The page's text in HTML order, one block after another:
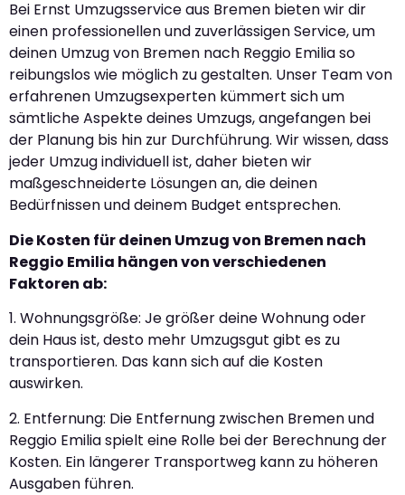
Bei Ernst Umzugsservice aus Bremen bieten wir dir
einen professionellen und zuverlässigen Service, um
deinen Umzug von Bremen nach Reggio Emilia so
reibungslos wie möglich zu gestalten. Unser Team von
erfahrenen Umzugsexperten kümmert sich um
sämtliche Aspekte deines Umzugs, angefangen bei
der Planung bis hin zur Durchführung. Wir wissen, dass
jeder Umzug individuell ist, daher bieten wir
maßgeschneiderte Lösungen an, die deinen
Bedürfnissen und deinem Budget entsprechen.
Die Kosten für deinen Umzug von Bremen nach
Reggio Emilia hängen von verschiedenen
Faktoren ab:
1. Wohnungsgröße: Je größer deine Wohnung oder
dein Haus ist, desto mehr Umzugsgut gibt es zu
transportieren. Das kann sich auf die Kosten
auswirken.
2. Entfernung: Die Entfernung zwischen Bremen und
Reggio Emilia spielt eine Rolle bei der Berechnung der
Kosten. Ein längerer Transportweg kann zu höheren
Ausgaben führen.